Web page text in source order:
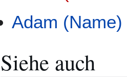
Adam (Name)
Siehe auch